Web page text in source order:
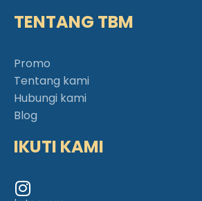
TENTANG TBM
Promo
Tentang kami
Hubungi kami
Blog
IKUTI KAMI